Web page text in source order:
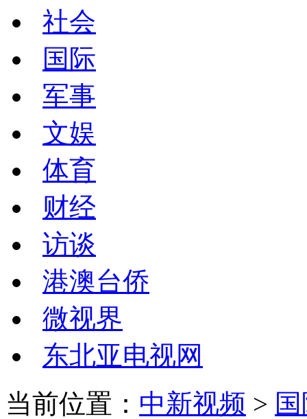
社会
国际
军事
文娱
体育
财经
访谈
港澳台侨
微视界
东北亚电视网
当前位置： 中新视频 >